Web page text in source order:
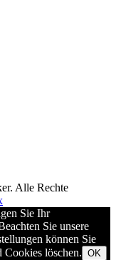
. Alle Rechte
Sie Ihr
Sie unsere
können Sie
Cookies löschen. OK